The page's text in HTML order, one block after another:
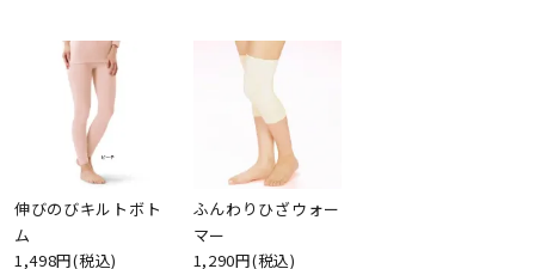
伸びのびキルトボト
ム
1,498円(税込)
ふんわりひざウォー
マー
1,290円(税込)